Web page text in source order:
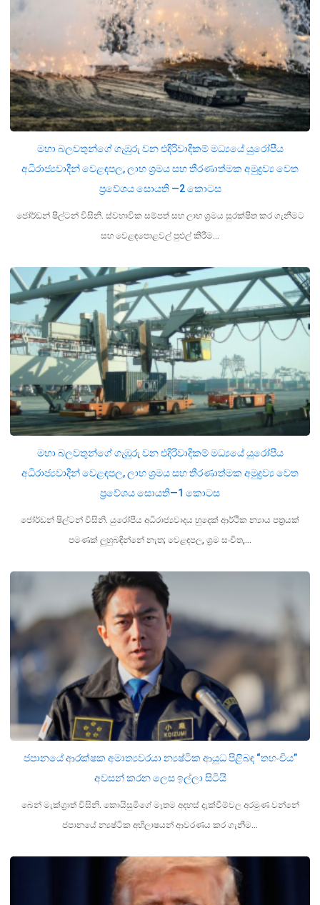
මහා බලවතුන්ගේ ගැඹුරු වන එදිරිවාදිකම් මධ්‍යයේ යුරෝපීය
අධිරාජ්‍යවාදීන් වෙළඳපල, ලාභ ශ්‍රමය සහ තීරණාත්මක අමුද්‍රව්‍ය වෙත
ප්‍රවේශය සොයති —2 කොටස
ජෝර්ඩන් ෂිල්ටන් විසිනි. ස්වභාවික සම්පත් සහ ලාභ ශ්‍රමය සුරක්ෂිත කර ගැනීමට
සහ වෙළඳපොළවල් පුළුල් කිරීම…
මහා බලවතුන්ගේ ගැඹුරු වන එදිරිවාදිකම් මධ්‍යයේ යුරෝපීය
අධිරාජ්‍යවාදීන් වෙළඳපල, ලාභ ශ්‍රමය සහ තීරණාත්මක අමුද්‍රව්‍ය වෙත
ප්‍රවේශය සොයති—1 කොටස
ජෝර්ඩන් ෂිල්ටන් විසිනි. යුරෝපීය අධිරාජ්‍යවාදය හුදෙක් ආර්ථික න්‍යාය පත්‍රයක්
පමණක් ලුහුබඳින්නේ නැත; වෙළඳපල, ශ්‍රම සංචිත,…
ජපානයේ ආරක්ෂක අමාත්‍යවරයා න්‍යෂ්ටික ආයුධ පිළිබඳ “තහංචිය”
අවසන් කරන ලෙස ඉල්ලා සිටියි
බෙන් මැක්ග්‍රාත් විසිනි. කොයිසුමිගේ මෑතම අදහස් දැක්වීම්වල අරමුණ වන්නේ
ජපානයේ න්‍යෂ්ටික අභිලාෂයන් ආවරණය කර ගැනීම…